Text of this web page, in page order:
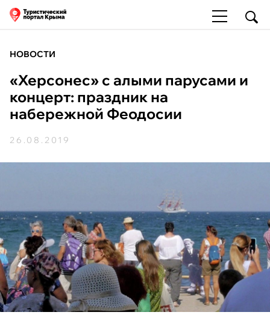
НОВОСТИ
«Херсонес» с алыми парусами и
концерт: праздник на
набережной Феодосии
26.08.2019